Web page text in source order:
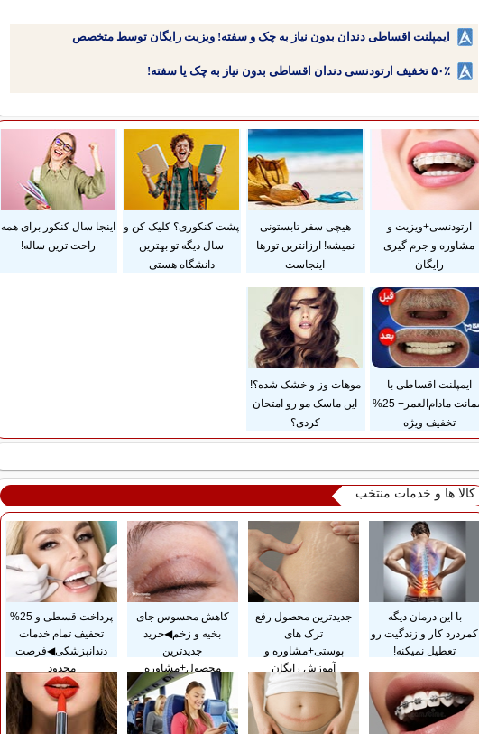
ایمپلنت اقساطی دندان بدون نیاز به چک و سفته! ویزیت رایگان توسط متخصص
۵۰٪ تخفیف ارتودنسی دندان اقساطی بدون نیاز به چک یا سفته!
ارتودنسی+ویزیت و
مشاوره و جرم گیری
رایگان
هیچی سفر تابستونی
نمیشه! ارزانترین تورها
اینجاست
پشت کنکوری؟ کلیک کن و
سال دیگه تو بهترین
دانشگاه هستی
اینجا سال کنکور برای همه
راحت ترین ساله!
ایمپلنت اقساطی با
ضمانت مادام‌العمر+ 25%
تخفیف ویژه
موهات وز و خشک شده؟!
این ماسک مو رو امتحان
کردی؟
کالا ها و خدمات منتخب
با این درمان دیگه
کمردرد کار و زندگیت رو
تعطیل نمیکنه!
جدیدترین محصول رفع
ترک های
پوستی+مشاوره و
آموزش رایگان
کاهش محسوس جای
بخیه و زخم◀خرید
جدیدترین
محصول+مشاوره
پرداخت قسطی و 25%
تخفیف تمام خدمات
دندانپزشکی◀فرصت
محدود